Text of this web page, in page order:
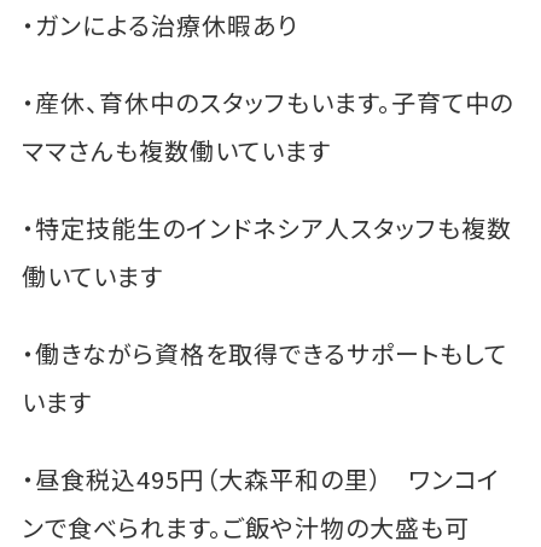
・ガンによる治療休暇あり
・産休、育休中のスタッフもいます。子育て中の
ママさんも複数働いています
・特定技能生のインドネシア人スタッフも複数
働いています
・働きながら資格を取得できるサポートもして
います
・昼食税込495円（大森平和の里） ワンコイ
ンで食べられます。ご飯や汁物の大盛も可